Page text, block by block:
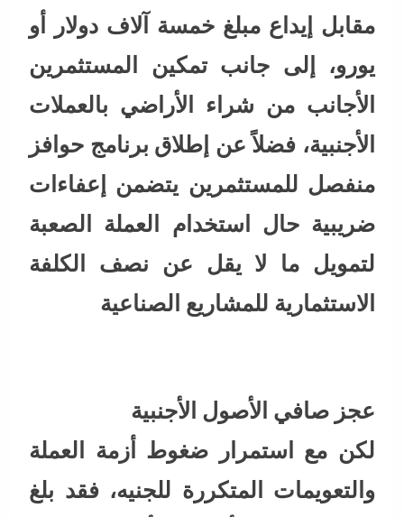
مقابل إيداع مبلغ خمسة آلاف دولار أو
يورو، إلى جانب تمكين المستثمرين
الأجانب من شراء الأراضي بالعملات
الأجنبية، فضلاً عن إطلاق برنامج حوافز
منفصل للمستثمرين يتضمن إعفاءات
ضريبية حال استخدام العملة الصعبة
لتمويل ما لا يقل عن نصف الكلفة
الاستثمارية للمشاريع الصناعية
عجز صافي الأصول الأجنبية
لكن مع استمرار ضغوط أزمة العملة
والتعويمات المتكررة للجنيه، فقد بلغ